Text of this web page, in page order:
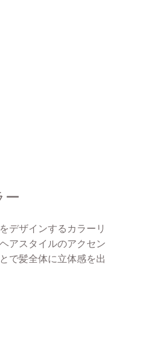
ー
デザインするカラーリ
アスタイルのアクセン
で髪全体に立体感を出